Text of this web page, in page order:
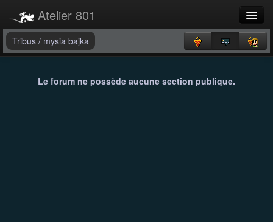
Atelier 801
Forums
Tribus / mysia bajka
Le forum ne possède aucune section publique.